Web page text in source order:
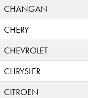
CHANGAN
CHERY
CHEVROLET
CHRYSLER
CITROEN